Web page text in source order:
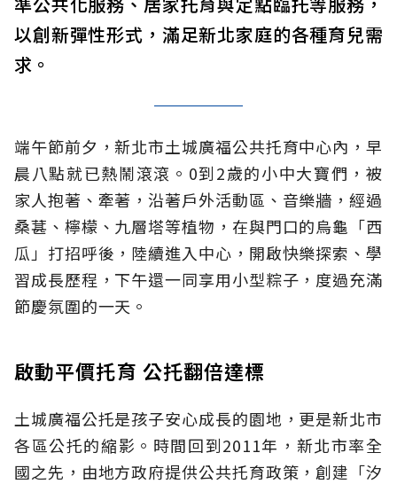
以創新彈性形式，滿足新北家庭的各種育兒需
求。
端午節前夕，新北市土城廣福公共托育中心內，早
晨八點就已熱鬧滾滾。0到2歲的小中大寶們，被
家人抱著、牽著，沿著戶外活動區、音樂牆，經過
桑葚、檸檬、九層塔等植物，在與門口的烏龜「西
瓜」打招呼後，陸續進入中心，開啟快樂探索、學
習成長歷程，下午還一同享用小型粽子，度過充滿
節慶氛圍的一天。
啟動平價托育 公托翻倍達標
土城廣福公托是孩子安心成長的園地，更是新北市
各區公托的縮影。時間回到2011年，新北市率全
國之先，由地方政府提供公共托育政策，創建「汐